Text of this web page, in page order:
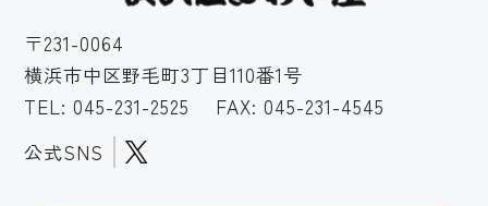
〒231-0064
横浜市中区野毛町3丁目110番1号
TEL: 045-231-2525
FAX: 045-231-4545
公式SNS